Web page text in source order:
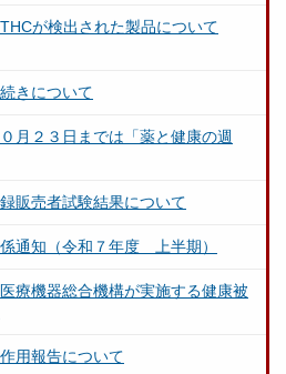
が検出された製品について
きについて
月２３日までは「薬と健康の週
販売者試験結果について
通知（令和７年度 上半期）
療機器総合機構が実施する健康被
用報告について